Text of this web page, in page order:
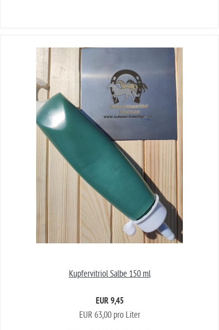
Kupfervitriol Salbe 150 ml
EUR 9,45
EUR 63,00 pro Liter